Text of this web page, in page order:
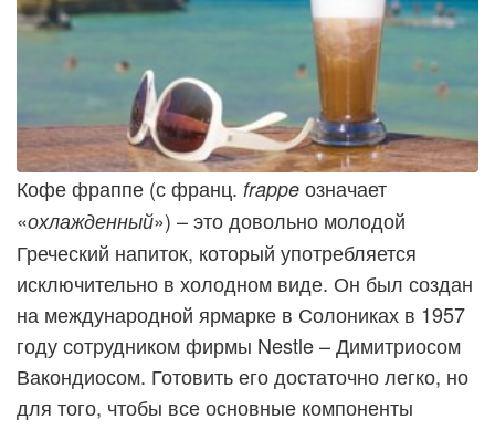
Кофе фраппе (с франц. frappe означает
«охлажденный») – это довольно молодой
Греческий напиток, который употребляется
исключительно в холодном виде. Он был создан
на международной ярмарке в Солониках в 1957
году сотрудником фирмы Nestle – Димитриосом
Вакондиосом. Готовить его достаточно легко, но
для того, чтобы все основные компоненты